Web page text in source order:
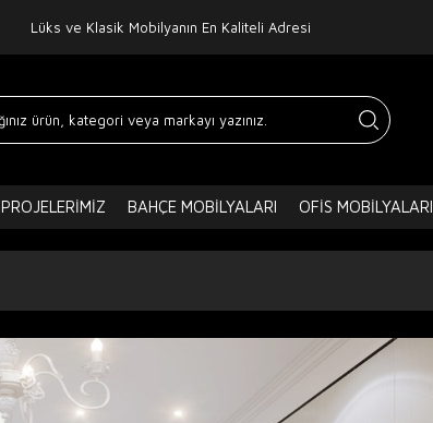
Lüks ve Klasik Mobilyanın En Kaliteli Adresi
PROJELERIMIZ BAHÇE MOBILYALARI OFIS MOBILYALARI